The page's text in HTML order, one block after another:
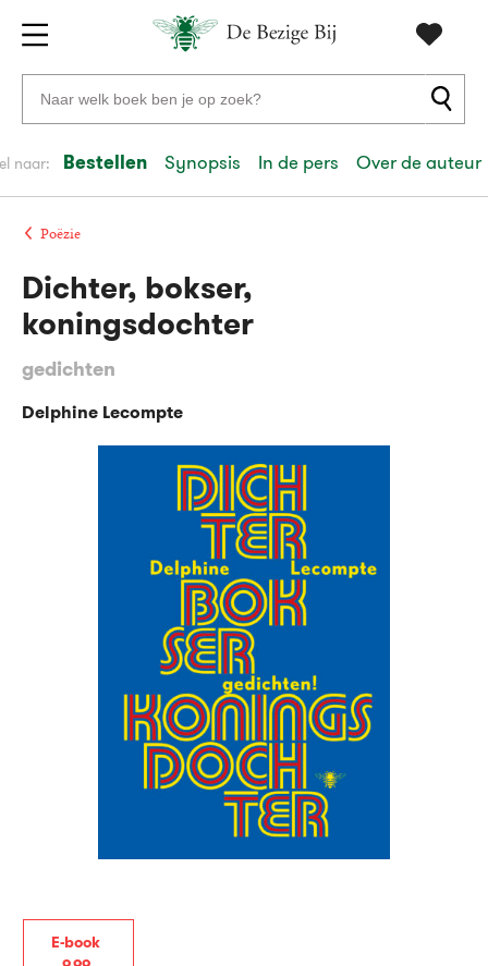
Gratis
verzending
vanaf
20
euro
Voor
23:59
volgendein
Veilig betalen
retourneren
Zoeken
naar
auteurs
en
uitgevers
naar: Bestellen Synopsis In de pers Over de auteur
Poëzie
E-book
Dichter, bokser,
koningsdochter
gedichten
Delphine Lecompte